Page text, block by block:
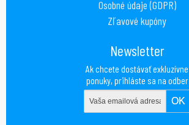
Osobné údaje (GDPR)
Zľavové kupóny
Newsletter
Ak chcete dostávať exkluzívne
ponuky, prihláste sa na odber
nášho newsletteru